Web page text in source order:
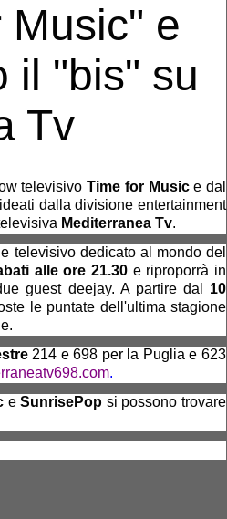
Music" e
il "bis" su
Tv
televisivoTime for Musice dal
dalla divisione entertainment
Mediterranea Tv.
televisivo dedicato al mondo del
alle ore 21.30 e riproporrà in
guest deejay. A partire dal 10
le puntate dell'ultima stagione
214 e 698 per la Puglia e 623
.
eSunrisePop si possono trovare